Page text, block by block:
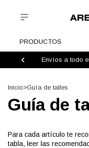
PRODUCTOS
Envíos a todo
Inicio>Guía de talles
Guía de
Para cada artículo te
tabla, leer las